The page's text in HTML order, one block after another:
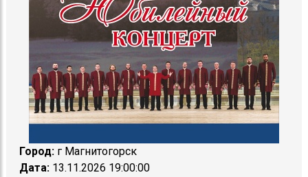
Город: г Магнитогорск
Дата: 13.11.2026 19:00:00